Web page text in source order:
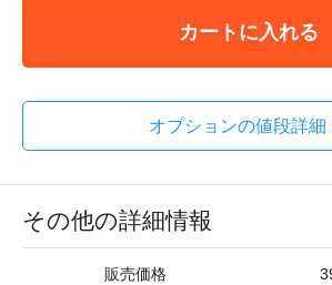
カートに入れる
オプションの値段詳細
その他の詳細情報
販売価格